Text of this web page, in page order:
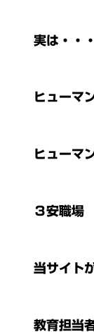
実は・・
ヒューマ
ヒューマ
３安職場
当サイト
教育担当